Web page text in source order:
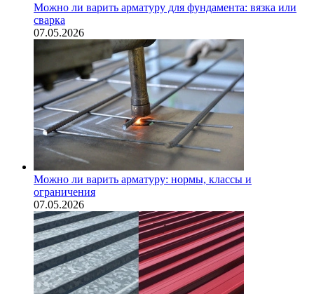
Можно ли варить арматуру для фундамента: вязка или
сварка
07.05.2026
Можно ли варить арматуру: нормы, классы и
ограничения
07.05.2026